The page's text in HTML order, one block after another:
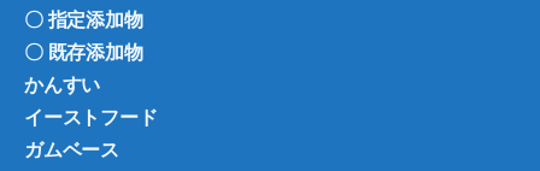
〇 指定添加物
〇 既存添加物
かんすい
イーストフード
ガムベース